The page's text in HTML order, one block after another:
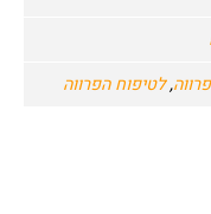
,לטיפוח הפרווה